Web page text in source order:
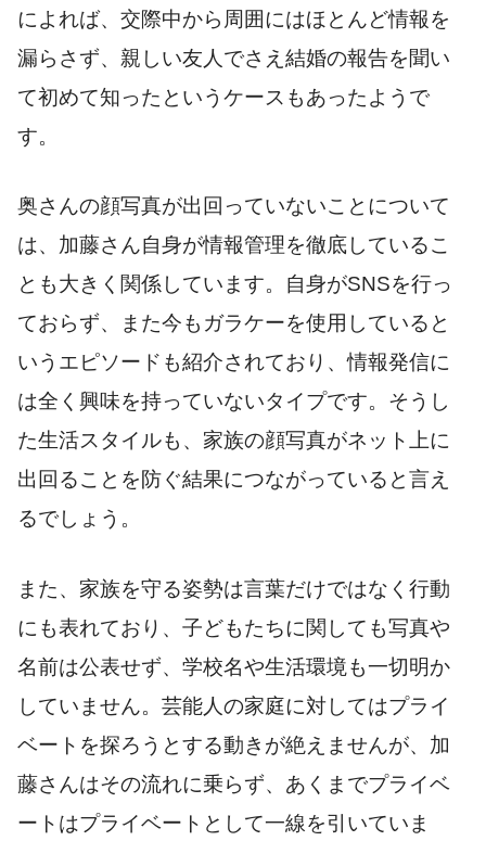
によれば、交際中から周囲にはほとんど情報を
漏らさず、親しい友人でさえ結婚の報告を聞い
て初めて知ったというケースもあったようで
す。
奥さんの顔写真が出回っていないことについて
は、加藤さん自身が情報管理を徹底しているこ
とも大きく関係しています。自身がSNSを行っ
ておらず、また今もガラケーを使用していると
いうエピソードも紹介されており、情報発信に
は全く興味を持っていないタイプです。そうし
た生活スタイルも、家族の顔写真がネット上に
出回ることを防ぐ結果につながっていると言え
るでしょう。
また、家族を守る姿勢は言葉だけではなく行動
にも表れており、子どもたちに関しても写真や
名前は公表せず、学校名や生活環境も一切明か
していません。芸能人の家庭に対してはプライ
ベートを探ろうとする動きが絶えませんが、加
藤さんはその流れに乗らず、あくまでプライベ
ートはプライベートとして一線を引いていま